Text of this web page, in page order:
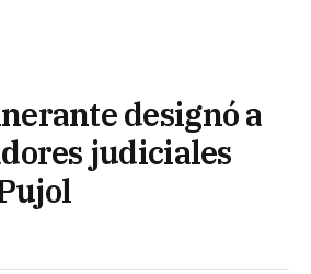
designó a
judiciales